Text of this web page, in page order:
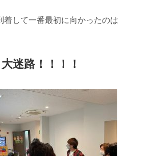
着して一番最初に向かったのは
大迷路！！！！